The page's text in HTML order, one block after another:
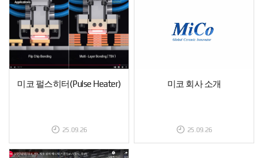
미코 펄스히터(Pulse Heater)
25.09.26
미코 회사 소개
25.09.26